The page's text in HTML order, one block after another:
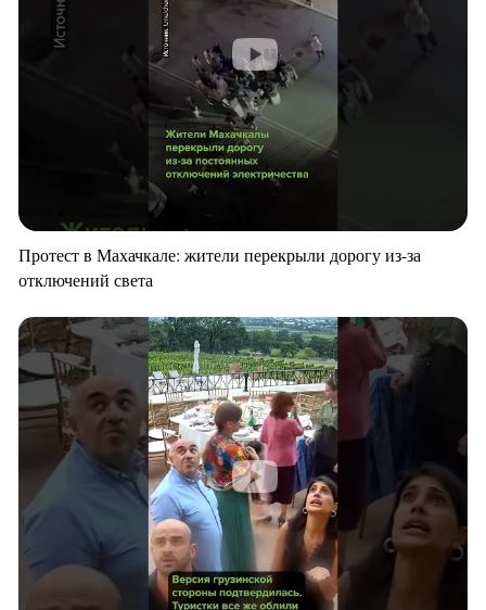
Протест в Махачкале: жители перекрыли дорогу из-за
отключений света